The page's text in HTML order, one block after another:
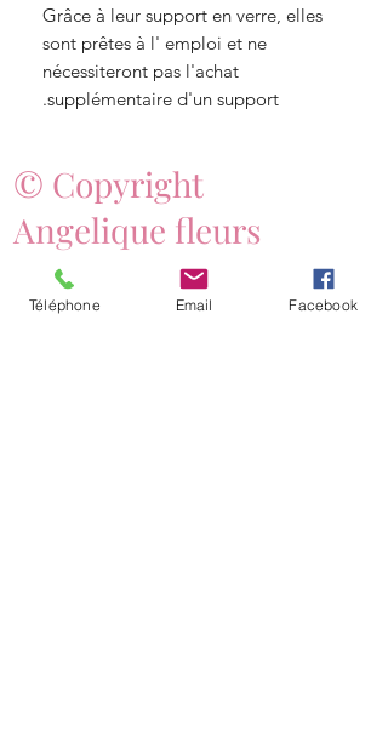
Grâce à leur support en verre, elles
sont prêtes à l' emploi et ne
nécessiteront pas l'achat
supplémentaire d'un support.
© Copyright
Angelique fleurs
Téléphone Email Facebook